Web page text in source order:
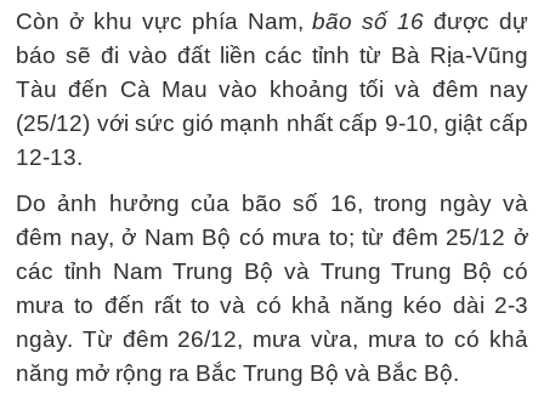
Còn ở khu vực phía Nam,bão số 16 được dự
báo sẽ đi vào đất liền các tỉnh từ Bà Rịa-Vũng
Tàu đến Cà Mau vào khoảng tối và đêm nay
(25/12) với sức gió mạnh nhất cấp 9-10, giật cấp
12-13.
Do ảnh hưởng của bão số 16, trong ngày và
đêm nay, ở Nam Bộ có mưa to; từ đêm 25/12 ở
các tỉnh Nam Trung Bộ và Trung Trung Bộ có
mưa to đến rất to và có khả năng kéo dài 2-3
ngày. Từ đêm 26/12, mưa vừa, mưa to có khả
năng mở rộng ra Bắc Trung Bộ và Bắc Bộ.